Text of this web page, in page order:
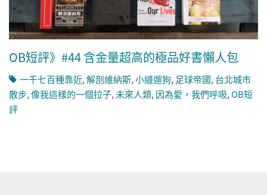
OB短評》#44 含金量超高的極品好書懶人包
一千七百種靠近,解剖維納斯,小縫遛狗, 足球帝國,台北城市
散步,像我這樣的一個拉子,未來人類,因為愛，我們呼吸,OB短
評